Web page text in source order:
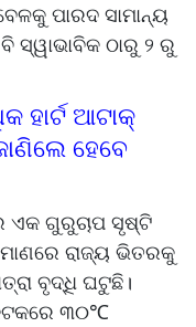
ପାରଦ ସାମାନ୍ୟ
ସ୍ୱାଭାବିକ ଠାରୁ ୨ ରୁ
ହାର୍ଟ ଆଟାକ୍
ହେବେ
ଏକ ଗୁରୁଚାପ ସୃଷ୍ଟି
ରାଜ୍ୟ ଭିତରକୁ
ବୃଦ୍ଧି ଘଟୁଛି।
୩୦℃